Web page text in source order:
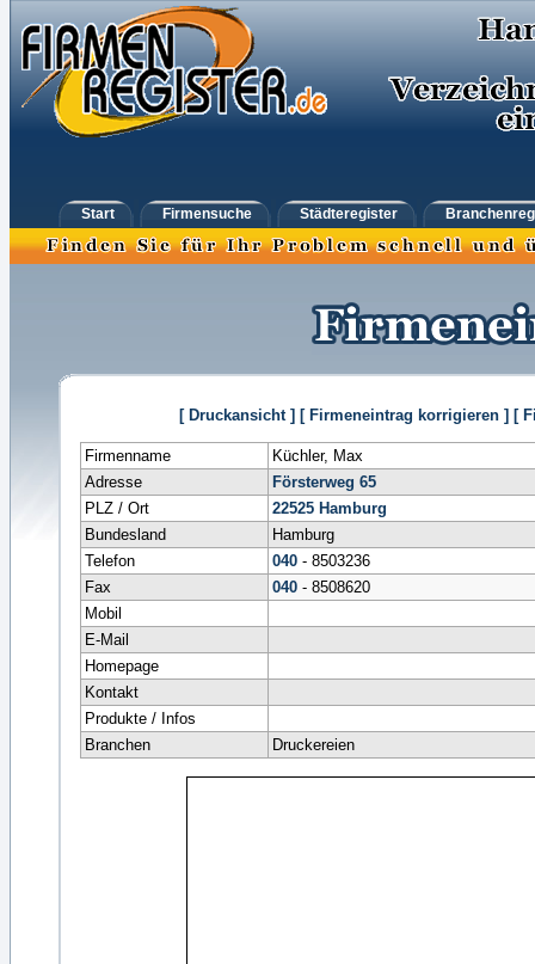
Start Firmensuche Städteregister
[ Druckansicht ] [ Firmeneintrag korrigieren ] [
Firmenname
Küchler, Max
Adresse
Försterweg 65
PLZ / Ort
22525 Hamburg
Bundesland
Hamburg
Telefon
040- 8503236
Fax
040- 8508620
Mobil
E-Mail
Homepage
Kontakt
Produkte / Infos
Branchen
Druckereien